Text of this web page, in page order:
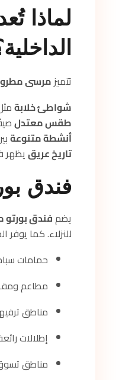
لماذا
تتميزمرسى
شواطئ خلابة
طقس معتدل
أنشطة متنوعة
تاريخ عريقيظهر
فندق
يضمفندق
للنزلاء. كما
حمامات
مطاعم
مناطق
إطلالات
مناطق